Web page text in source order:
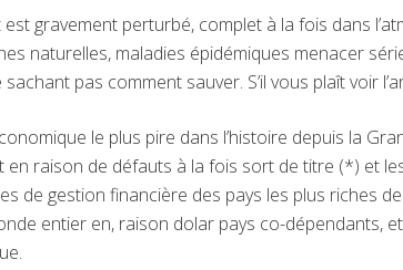
est gravement perturbé, complet à la fois dans
naturelles, maladies épidémiques menacer
pas comment sauver. S’il vous plaît voir
le plus pire dans l’histoire depuis la
en raison de défauts à la fois sort de titre (*) et
de gestion financière des pays les plus riches
entier en, raison dolar pays co-dépendants,